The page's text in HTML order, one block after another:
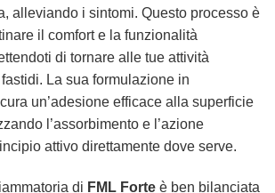
alleviando i sintomi. Questo processo è
il comfort e la funzionalità
di tornare alle tue attività
La sua formulazione in
un’adesione efficace alla superficie
l’assorbimento e l’azione
attivo direttamente dove serve.
di FML Forte è ben bilanciata